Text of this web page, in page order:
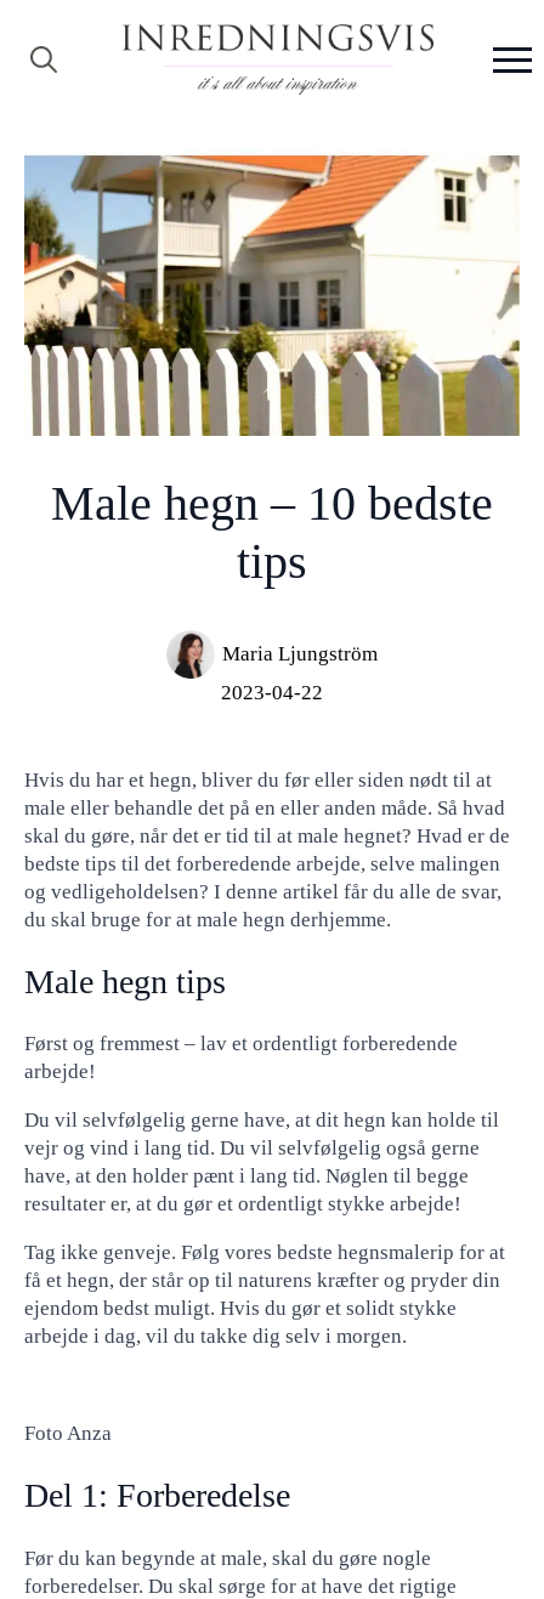
Male hegn – 10 bedste
tips
Maria Ljungström
2023-04-22
Hvis du har et hegn, bliver du før eller siden nødt til at
male eller behandle det på en eller anden måde. Så hvad
skal du gøre, når det er tid til at male hegnet? Hvad er de
bedste tips til det forberedende arbejde, selve malingen
og vedligeholdelsen? I denne artikel får du alle de svar,
du skal bruge for at male hegn derhjemme.
Male hegn tips
Først og fremmest – lav et ordentligt forberedende
arbejde!
Du vil selvfølgelig gerne have, at dit hegn kan holde til
vejr og vind i lang tid. Du vil selvfølgelig også gerne
have, at den holder pænt i lang tid. Nøglen til begge
resultater er, at du gør et ordentligt stykke arbejde!
Tag ikke genveje. Følg vores bedste hegnsmalerip for at
få et hegn, der står op til naturens kræfter og pryder din
ejendom bedst muligt. Hvis du gør et solidt stykke
arbejde i dag, vil du takke dig selv i morgen.
Foto Anza
Del 1: Forberedelse
Før du kan begynde at male, skal du gøre nogle
forberedelser. Du skal sørge for at have det rigtige